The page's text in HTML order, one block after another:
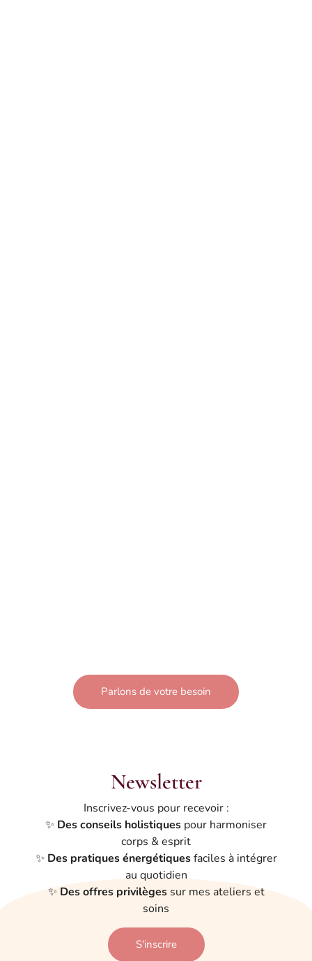
Parlons de votre besoin
Newsletter
Inscrivez-vous pour recevoir :
✨ Des conseils holistiques pour harmoniser
corps & esprit
✨ Des pratiques énergétiquesfaciles à intégrer
au quotidien
✨ Des offres privilègessur mes ateliers et
soins
S'inscrire